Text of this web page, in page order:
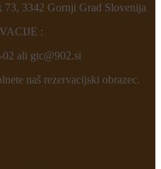
73, 3342 Gornji Grad Slovenija
:
ali gtc@902.si
naš rezervacijski obrazec.